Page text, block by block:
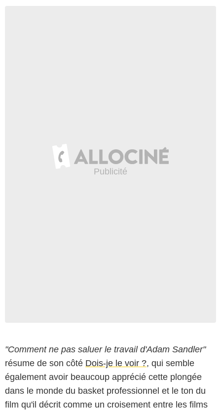
"Comment ne pas saluer le travail d'Adam Sandler"
résume de son côté Dois-je le voir ?, qui semble
également avoir beaucoup apprécié cette plongée
dans le monde du basket professionnel et le ton du
film qu'il décrit comme un croisement entre les films